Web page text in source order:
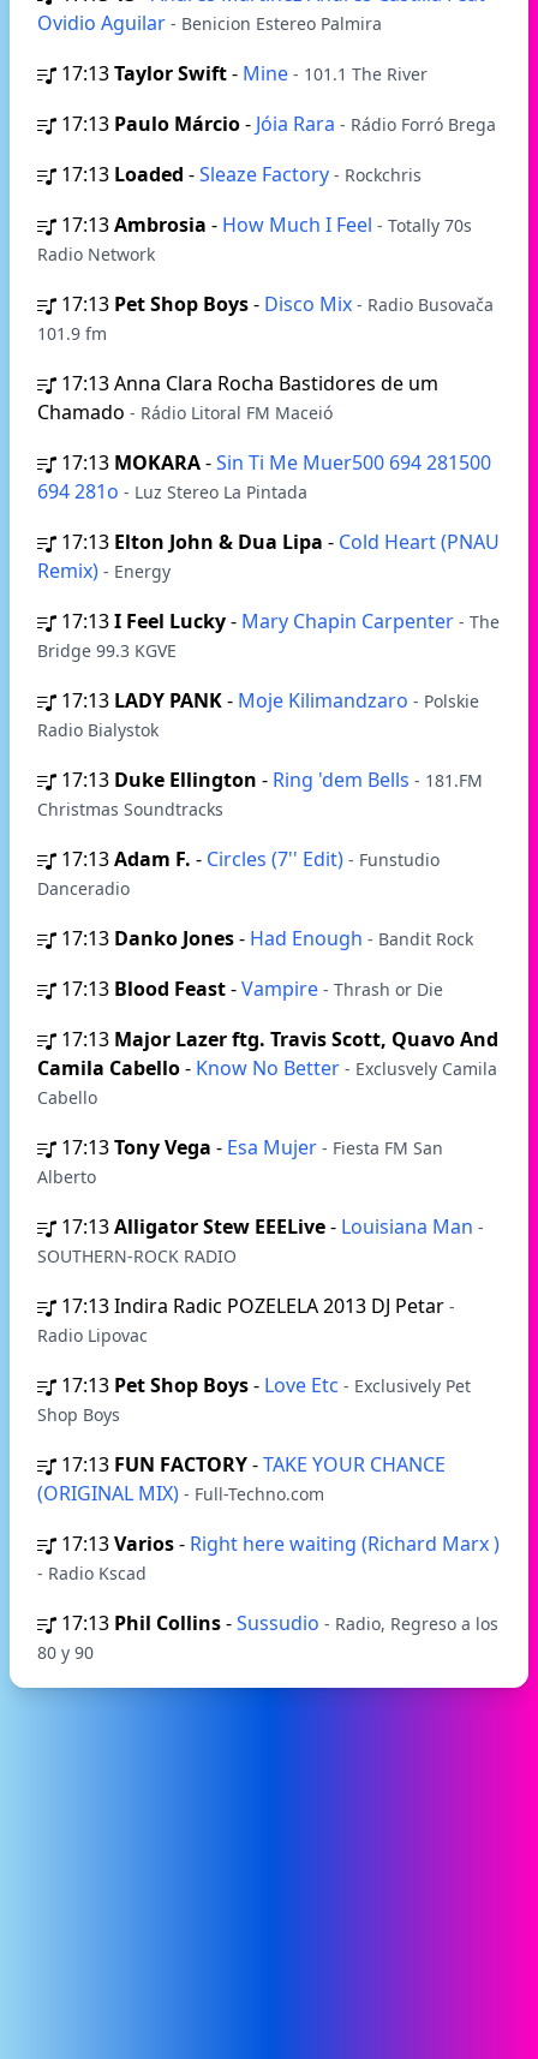
Ovidio Aguilar - Benicion Estereo Palmira
17:13Taylor Swift- Mine - 101.1 The River
17:13 Paulo Márcio- Jóia Rara - Rádio Forró Brega
17:13 Loaded -Sleaze Factory - Rockchris
17:13Ambrosia - How Much I Feel - Totally 70s
Radio Network
17:13 Pet Shop Boys- Disco Mix - Radio Busovača
101.9 fm
17:13Anna Clara Rocha Bastidores de um
Chamado - Rádio Litoral FM Maceió
17:13 MOKARA-Sin Ti Me Muer500 694 281500
694 281o - Luz Stereo La Pintada
17:13 Elton John & Dua Lipa - Cold Heart (PNAU
Remix) - Energy
17:13I Feel Lucky- Mary Chapin Carpenter - The
Bridge 99.3 KGVE
17:13 LADY PANK- Moje Kilimandzaro - Polskie
Radio Bialystok
17:13 Duke Ellington - Ring 'dem Bells - 181.FM
Christmas Soundtracks
17:13Adam F. - Circles (7'' Edit) - Funstudio
Danceradio
17:13 Danko Jones- Had Enough - Bandit Rock
17:13 Blood Feast-Vampire - Thrash or Die
17:13 Major Lazer ftg. Travis Scott, Quavo And
Camila Cabello- Know No Better - Exclusvely Camila
Cabello
17:13Tony Vega - Esa Mujer - Fiesta FM San
Alberto
17:13Alligator Stew EEELive- Louisiana Man -
SOUTHERN-ROCK RADIO
17:13Indira Radic POZELELA 2013 DJ Petar -
Radio Lipovac
17:13 Pet Shop Boys- Love Etc - Exclusively Pet
Shop Boys
17:13 FUN FACTORY-TAKE YOUR CHANCE
(ORIGINAL MIX) - Full-Techno.com
17:13Varios- Right here waiting (Richard Marx )
- Radio Kscad
17:13 Phil Collins-Sussudio - Radio, Regreso a los
80 y 90